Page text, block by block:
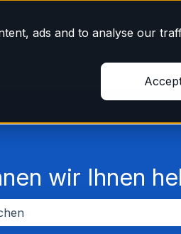
ads and to analyse our
wir Ihnen